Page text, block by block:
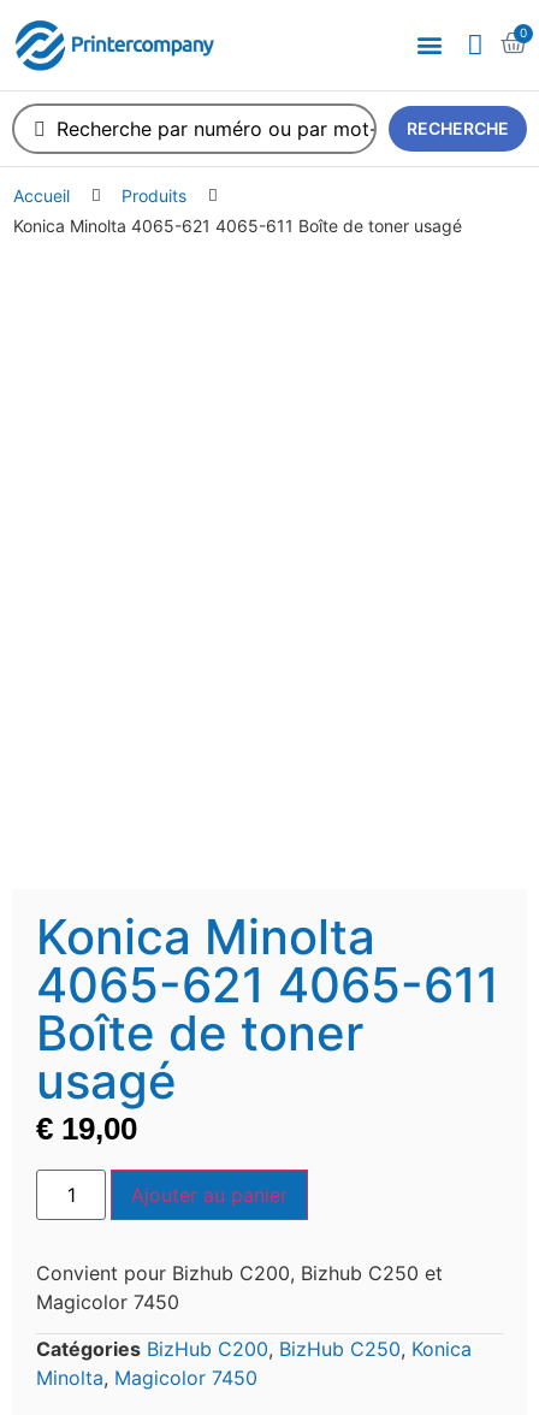
0
RECHERCHE
Accueil
Produits
Konica Minolta 4065-621 4065-611 Boîte de toner usagé
Konica Minolta
4065-621 4065-611
Boîte de toner
usagé
€ 19,00
Ajouter au panier
Convient pour Bizhub C200, Bizhub C250 et
Magicolor 7450
Catégories BizHub C200, BizHub C250, Konica
Minolta, Magicolor 7450